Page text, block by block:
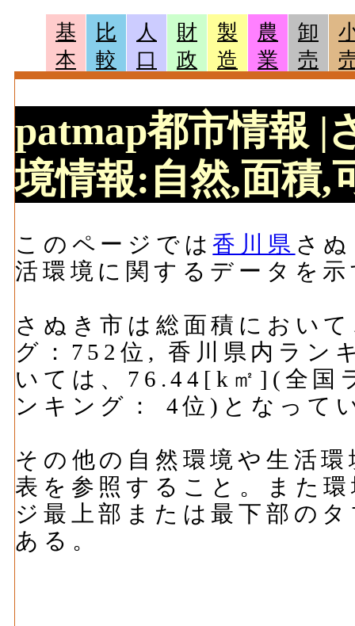
基
本
比
較
人
口
財
政
製
造
農
業
卸
売
patmap都市情報 |
境情報:自然,面積,
このページでは香川県 さ
活環境に関するデータを
さぬき市は総面積におい
グ：752位, 香川県内ラン
いては、76.44[k㎡](全国
ンキング： 4位)となって
その他の自然環境や生活
表を参照すること。また
ジ最上部または最下部の
ある。